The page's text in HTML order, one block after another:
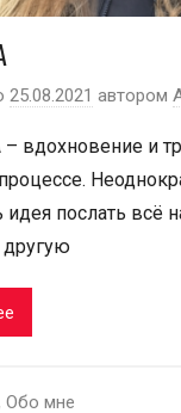
25.08.2021 автором
вдохновение и
послать всё
другую
Обо мне